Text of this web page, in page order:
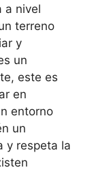
a nivel
terreno
y
un
este es
en
entorno
un
y respeta la